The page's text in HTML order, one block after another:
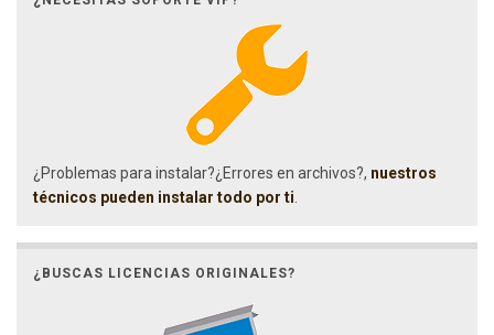
¿Problemas para instalar?¿Errores en archivos?, nuestros
técnicos pueden instalar todo por ti
¿BUSCAS LICENCIAS ORIGINALES?